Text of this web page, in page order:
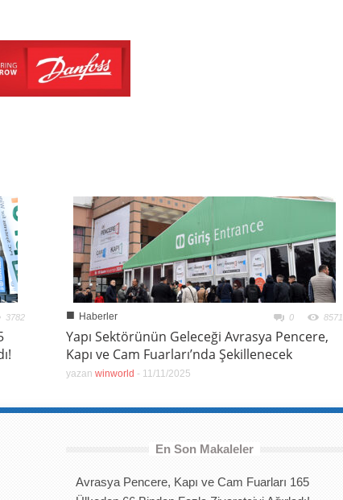
3782 ■ Haberler 0 8571
Yapı Sektörünün Geleceği Avrasya Pencere,
Kapı ve Cam Fuarları’nda Şekillenecek
yazan winworld - 11/11/2025
En Son Makaleler
Avrasya Pencere, Kapı ve Cam Fuarları 165